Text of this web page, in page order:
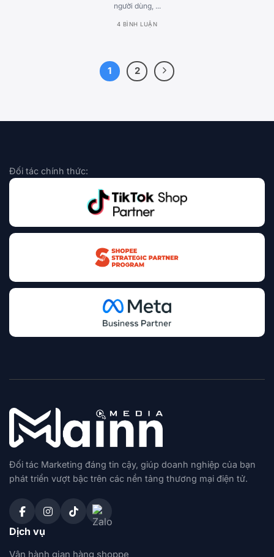
người dùng, ...
4 BÌNH LUẬN
1 2
Đối tác chính thức:
Đối tác Marketing đáng tin cậy, giúp doanh nghiệp của bạn
phát triển vượt bậc trên các nền tảng thương mại điện tử.
Dịch vụ
Vận hành gian hàng shoppe